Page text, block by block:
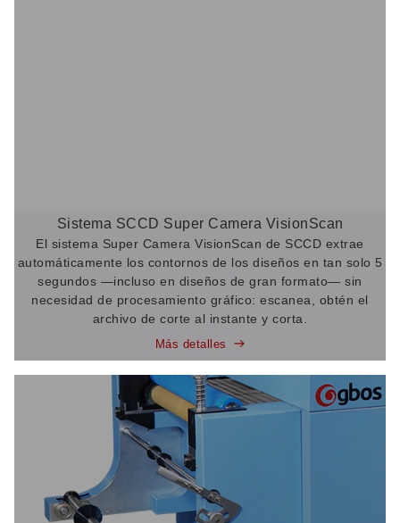
Sistema SCCD Super Camera VisionScan
El sistema Super Camera VisionScan de SCCD extrae
automáticamente los contornos de los diseños en tan solo 5
segundos —incluso en diseños de gran formato— sin
necesidad de procesamiento gráfico: escanea, obtén el
archivo de corte al instante y corta.
Más detalles